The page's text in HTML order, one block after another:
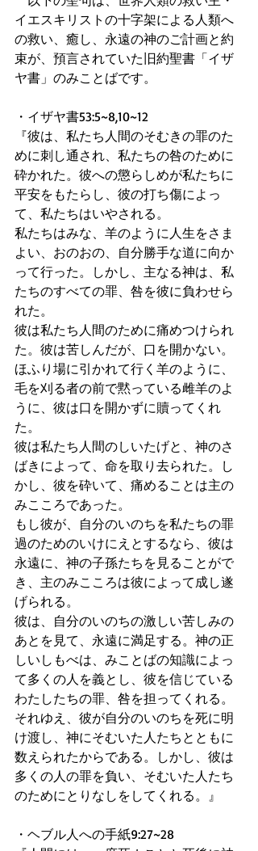
イエスキリストの十字架による人類へ
の救い、癒し、永遠の神のご計画と約
束が、預言されていた旧約聖書「イザ
ヤ書」のみことばです。
・イザヤ書53:5~8,10~12
『彼は、私たち人間のそむきの罪のた
めに刺し通され、私たちの咎のために
砕かれた。彼への懲らしめが私たちに
平安をもたらし、彼の打ち傷によっ
て、私たちはいやされる。
私たちはみな、羊のように人生をさま
よい、おのおの、自分勝手な道に向か
って行った。しかし、主なる神は、私
たちのすべての罪、咎を彼に負わせら
れた。
彼は私たち人間のために痛めつけられ
た。彼は苦しんだが、口を開かない。
ほふり場に引かれて行く羊のように、
毛を刈る者の前で黙っている雌羊のよ
うに、彼は口を開かずに贖ってくれ
た。
彼は私たち人間のしいたげと、神のさ
ばきによって、命を取り去られた。し
かし、彼を砕いて、痛めることは主の
みこころであった。
もし彼が、自分のいのちを私たちの罪
過のためのいけにえとするなら、彼は
永遠に、神の子孫たちを見ることがで
き、主のみこころは彼によって成し遂
げられる。
彼は、自分のいのちの激しい苦しみの
あとを見て、永遠に満足する。神の正
しいしもべは、みことばの知識によっ
て多くの人を義とし、彼を信じている
わたしたちの罪、咎を担ってくれる。
それゆえ、彼が自分のいのちを死に明
け渡し、神にそむいた人たちとともに
数えられたからである。しかし、彼は
多くの人の罪を負い、そむいた人たち
のためにとりなしをしてくれる。』
・ヘブル人への手紙9:27~28